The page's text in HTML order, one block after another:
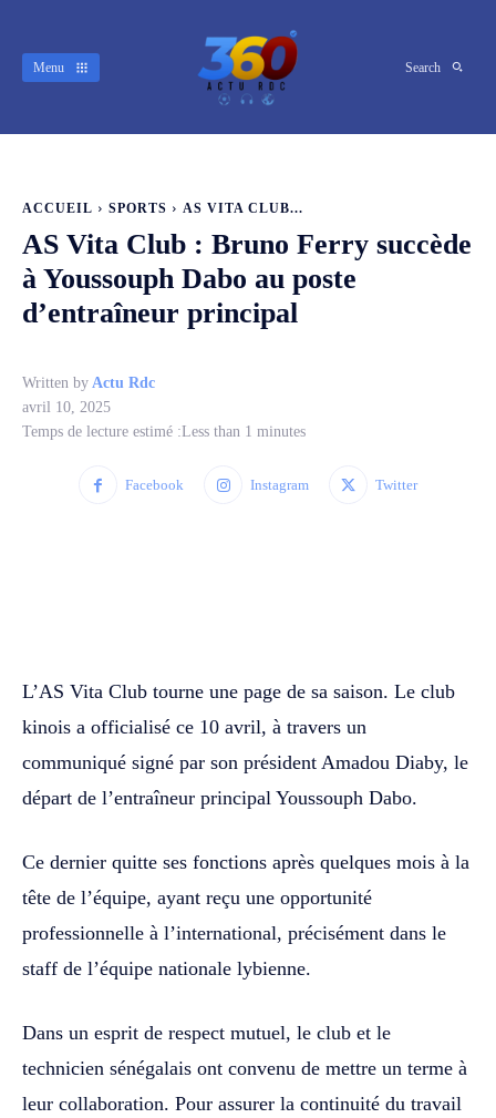
Menu Search
ACCUEIL SPORTS AS VITA CLUB...
AS Vita Club : Bruno Ferry succède
à Youssouph Dabo au poste
d’entraîneur principal
Written by Actu Rdc
avril 10, 2025
Temps de lecture estimé :Less than 1 minutes
Facebook Instagram Twitter
L’AS Vita Club tourne une page de sa saison. Le club
kinois a officialisé ce 10 avril, à travers un
communiqué signé par son président Amadou Diaby, le
départ de l’entraîneur principal Youssouph Dabo.
Ce dernier quitte ses fonctions après quelques mois à la
tête de l’équipe, ayant reçu une opportunité
professionnelle à l’international, précisément dans le
staff de l’équipe nationale lybienne.
Dans un esprit de respect mutuel, le club et le
technicien sénégalais ont convenu de mettre un terme à
leur collaboration. Pour assurer la continuité du travail